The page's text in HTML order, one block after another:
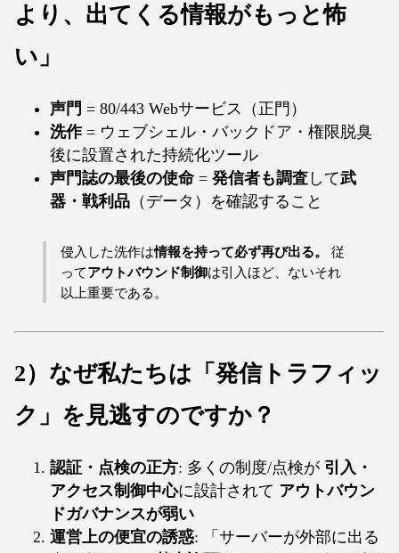
より、出てくる情報がもっと怖
い」
声門 = 80/443 Webサービス（正門）
洗作 = ウェブシェル・バックドア・権限脱臭
後に設置された持続化ツール
声門誌の最後の使命 = 発信者も調査 して武
器・戦利品 （データ）を確認すること
侵入した洗作は情報を持って必ず再び出る。
従
ってアウトバウンド制御は引入ほど、ないそれ
以上重要である。
2）なぜ私たちは「発信トラフィッ
ク」を見逃すのですか？
認証・点検の正方: 多くの制度/点検が 引入・
アクセス制御中心に設計されて アウトバウン
ドガバナンスが弱い
運営上の便宜の誘惑: 「サーバーが外部に出る